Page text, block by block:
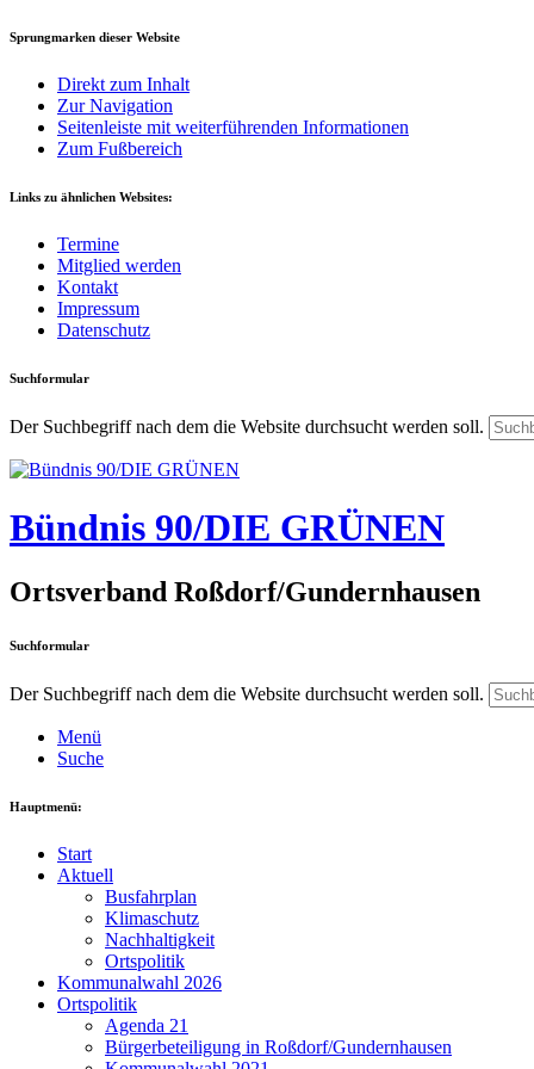
Sprungmarken dieser Website
Direkt zum Inhalt
Zur Navigation
Seitenleiste mit weiterführenden Informationen
Zum Fußbereich
Links zu ähnlichen Websites:
Termine
Mitglied werden
Kontakt
Impressum
Datenschutz
Suchformular
Der Suchbegriff nach dem die Website durchsucht werden soll.
Bündnis 90/DIE GRÜNEN
Ortsverband Roßdorf/Gundernhausen
Suchformular
Der Suchbegriff nach dem die Website durchsucht werden soll.
Menü
Suche
Hauptmenü:
Start
Aktuell
Busfahrplan
Klimaschutz
Nachhaltigkeit
Ortspolitik
Kommunalwahl 2026
Ortspolitik
Agenda 21
Bürgerbeteiligung in Roßdorf/Gundernhausen